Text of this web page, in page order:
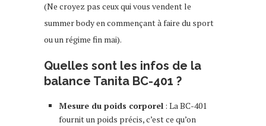
(Ne croyez pas ceux qui vous vendent le
summer body en commençant à faire du sport
ou un régime fin mai).
Quelles sont les infos de la
balance Tanita BC-401 ?
Mesure du poids corporel : La BC-401
fournit un poids précis, c’est ce qu’on